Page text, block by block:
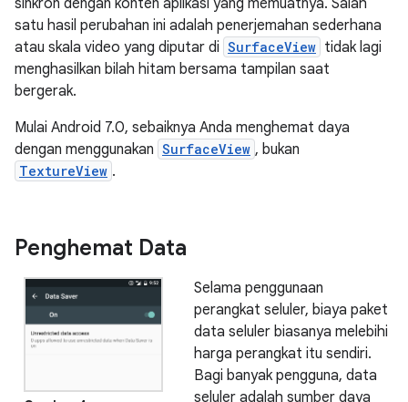
satu hasil perubahan ini adalah penerjemahan sederhana
atau skala video yang diputar di SurfaceView tidak lagi
menghasilkan bilah hitam bersama tampilan saat
bergerak.
Mulai Android 7.0, sebaiknya Anda menghemat daya
dengan menggunakan SurfaceView , bukan
TextureView .
Penghemat Data
Selama penggunaan
perangkat seluler, biaya paket
data seluler biasanya melebihi
harga perangkat itu sendiri.
Bagi banyak pengguna, data
seluler adalah sumber daya